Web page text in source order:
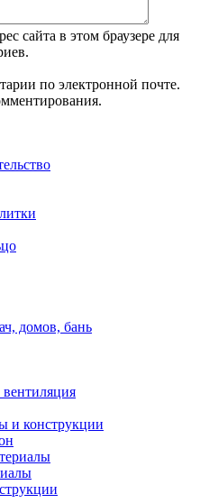
сайта в этом браузере для
по электронной почте.
домов, бань
и конструкции